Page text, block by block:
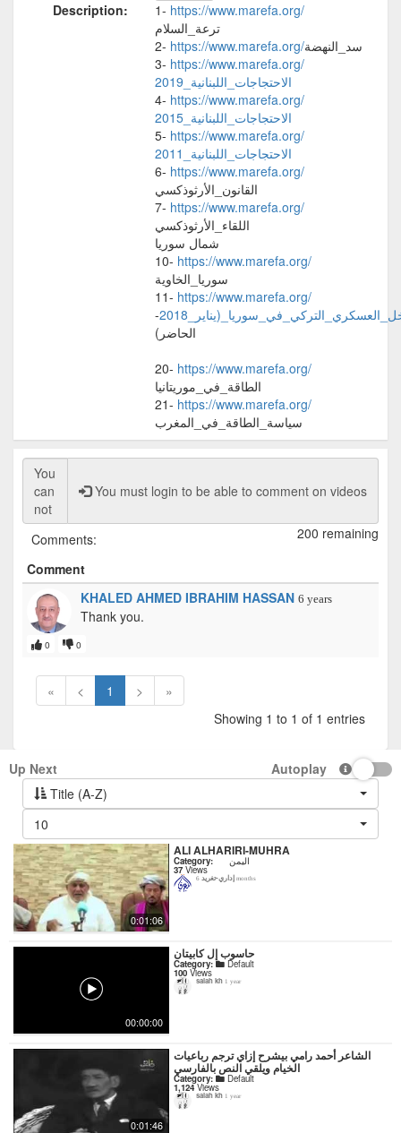
Description: 1- https://www.marefa.org/
ترعة_السلام
2- https://www.marefa.org/سد_النهضة
3- https://www.marefa.org/
الاحتجاجات_اللبنانية_2019
4- https://www.marefa.org/
الاحتجاجات_اللبنانية_2015
5- https://www.marefa.org/
الاحتجاجات_اللبنانية_2011
6- https://www.marefa.org/
القانون_الأرثوذكسي
7- https://www.marefa.org/
اللقاء_الأرثوذكسي
شمال سوريا
10- https://www.marefa.org/
سوريا_الخاوية
11- https://www.marefa.org/
-
الحاضر)
20- https://www.marefa.org/
الطاقة_في_موريتانيا
21- https://www.marefa.org/
سياسة_الطاقة_في_المغرب
You must login to be able to comment on videos
200 remaining
Comments:
Comment
KHALED AHMED IBRAHIM HASSAN 6 years
Thank you.
0 0
« < 1 >
»
Showing 1 to 1 of 1 entries
Up Next
Autoplay
Title (A-Z)
10
0:01:06
ALI ALHARIRI-MUHRA
Category: اليمن
37Views
إداري-تغريد 6 months
00:00:00
حاسوب إل كابيتان
Category: Default
100 Views
salah kh 1 year
0:01:46
‏الشاعر أحمد رامي بيشرح إزاي ترجم رباعيات
الخيام ويلقي النص بالفارسي
Category: Default
1,124Views
salah kh 1 year